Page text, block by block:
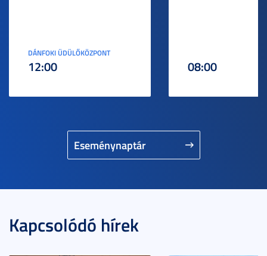
Eseménynaptár
DÁNFOKI ÜDÜLŐKÖZPONT
12:00 08:00
Kapcsolódó hírek